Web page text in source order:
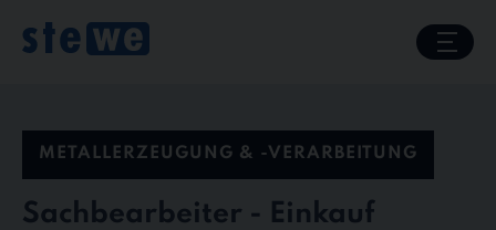
content
METALLERZEUGUNG & -VERARBEITUNG
Sachbearbeiter - Einkauf